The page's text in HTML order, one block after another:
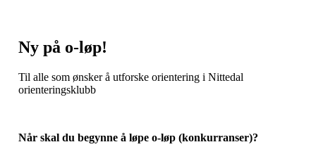
Ny på o-løp!
Til alle som ønsker å utforske orientering i Nittedal
orienteringsklubb
Når skal du begynne å løpe o-løp (konkurranser)?